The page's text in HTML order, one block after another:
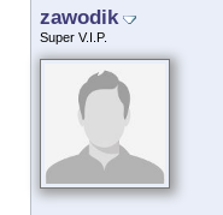
zawodik
Super V.I.P.